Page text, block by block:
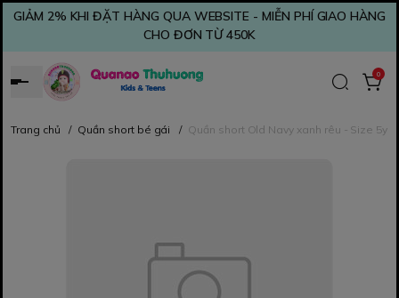
GIẢM 2% KHI ĐẶT HÀNG QUA WEBSITE - MIỄN PHÍ GIAO HÀNG
CHO ĐƠN TỪ 450K
0
Trang chủ / Quần short bé gái / Quần short Old Navy xanh rêu - Size 5y